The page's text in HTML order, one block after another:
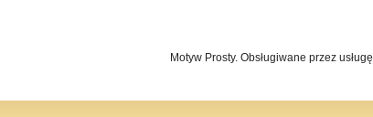
Motyw Prosty. Obsługiwane przez usługę